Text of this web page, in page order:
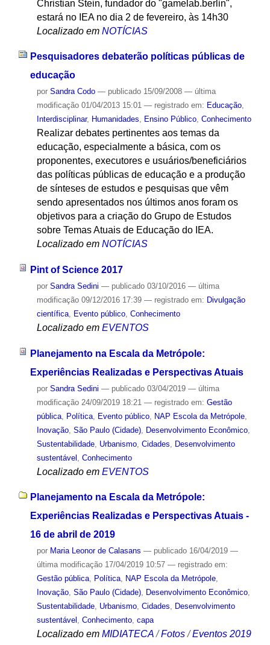
Christian Stein, fundador do "gamelab.berlin",
estará no IEA no dia 2 de fevereiro, às 14h30
Localizado em NOTÍCIAS
Pesquisadores debaterão políticas públicas de
educação
por Sandra Codo — publicado15/09/2008 — última
modificação01/04/2013 15:01 — registrado em: Educação,
Interdisciplinar, Humanidades, Ensino Público, Conhecimento
Realizar debates pertinentes aos temas da
educação, especialmente a básica, com os
proponentes, executores e usuários/beneficiários
das políticas públicas de educação e a produção
de sínteses de estudos e pesquisas que vêm
sendo apresentados nos últimos anos foram os
objetivos para a criação do Grupo de Estudos
sobre Temas Atuais de Educação do IEA.
Localizado em NOTÍCIAS
Pint of Science 2017
por Sandra Sedini — publicado03/10/2016 — última
modificação09/12/2016 17:39 — registrado em: Divulgação
científica, Evento público, Conhecimento
Localizado em EVENTOS
Planejamento na Escala da Metrópole:
Experiências Realizadas e Perspectivas Atuais
por Sandra Sedini — publicado03/04/2019 — última
modificação24/09/2019 18:21 — registrado em: Gestão
pública, Política, Evento público, NAP Escola da Metrópole,
Inovação, São Paulo (Cidade), Desenvolvimento Econômico,
Sustentabilidade, Urbanismo, Cidades
Desenvolvimento
sustentável Conhecimento
Localizado em EVENTOS
Planejamento na Escala da Metrópole:
Experiências Realizadas e Perspectivas Atuais -
16 de abril de 2019
por Maria Leonor de Calasans — publicado16/04/2019 —
última modificação17/04/2019 10:57 — registrado em:
Gestão pública, Política, NAP Escola da Metrópole,
Inovação, São Paulo (Cidade), Desenvolvimento Econômico,
Sustentabilidade, Urbanismo, Cidades, Desenvolvimento
sustentável , Conhecimento, capa
Localizado em MIDIATECA /Fotos /Eventos 2019